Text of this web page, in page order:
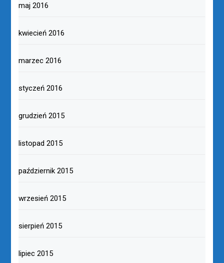
maj 2016
kwiecień 2016
marzec 2016
styczeń 2016
grudzień 2015
listopad 2015
październik 2015
wrzesień 2015
sierpień 2015
lipiec 2015